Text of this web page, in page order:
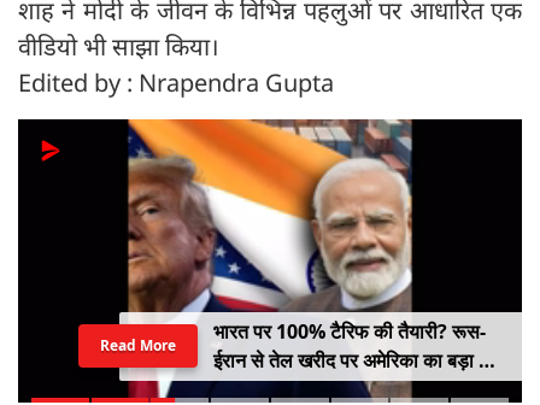
शाह ने मोदी के जीवन के विभिन्न पहलुओं पर आधारित एक
वीडियो भी साझा किया।
Edited by : Nrapendra Gupta
भारत पर 100% टैरिफ की तैयारी? रूस-
ईरान से तेल खरीद पर अमेरिका का बड़ा वार,
सीनेट में बिल पास
Read More